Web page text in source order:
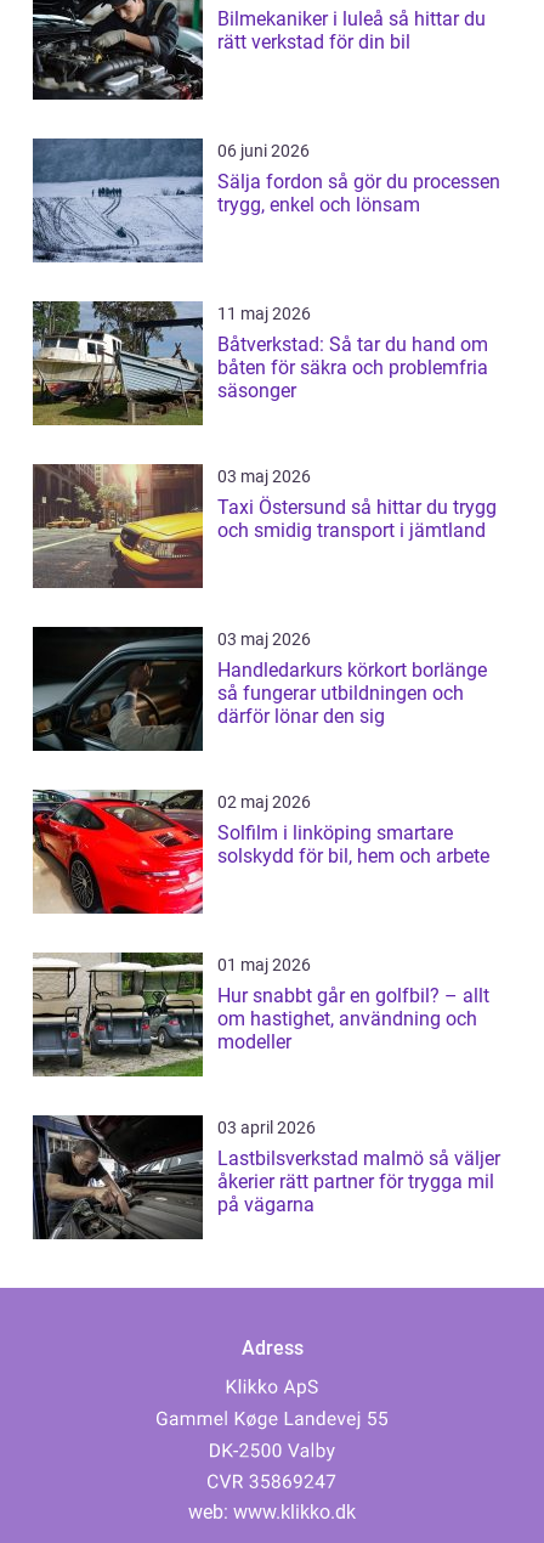
Bilmekaniker i luleå så hittar du
rätt verkstad för din bil
06 juni 2026
Sälja fordon så gör du processen
trygg, enkel och lönsam
11 maj 2026
Båtverkstad: Så tar du hand om
båten för säkra och problemfria
säsonger
03 maj 2026
Taxi Östersund så hittar du trygg
och smidig transport i jämtland
03 maj 2026
Handledarkurs körkort borlänge
så fungerar utbildningen och
därför lönar den sig
02 maj 2026
Solfilm i linköping smartare
solskydd för bil, hem och arbete
01 maj 2026
Hur snabbt går en golfbil? – allt
om hastighet, användning och
modeller
03 april 2026
Lastbilsverkstad malmö så väljer
åkerier rätt partner för trygga mil
på vägarna
Adress
web: www.klikko.dk